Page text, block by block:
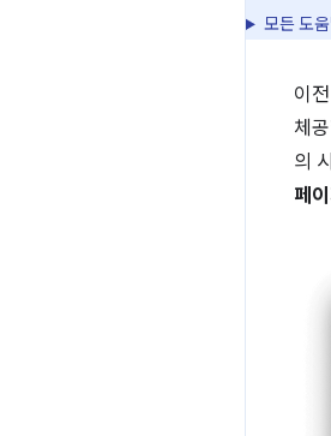
모든 도
이
체
의
페이